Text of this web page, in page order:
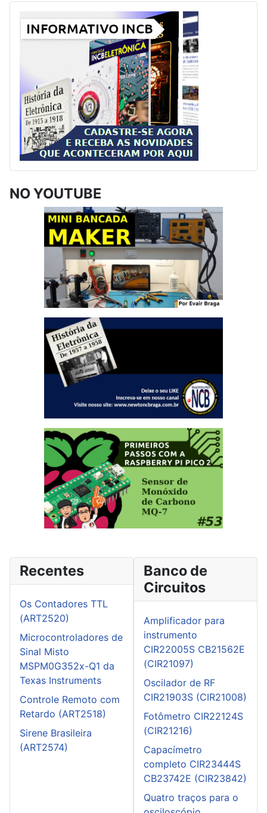
NO YOUTUBE
Recentes
Os Contadores TTL
(ART2520)
Microcontroladores de
Sinal Misto
MSPM0G352x-Q1 da
Texas Instruments
Controle Remoto com
Retardo (ART2518)
Sirene Brasileira
(ART2574)
Banco de
Circuitos
Amplificador para
instrumento
CIR22005S CB21562E
(CIR21097)
Oscilador de RF
CIR21903S (CIR21008)
Fotômetro CIR22124S
(CIR21216)
Capacímetro
completo CIR23444S
CB23742E (CIR23842)
Quatro traços para o